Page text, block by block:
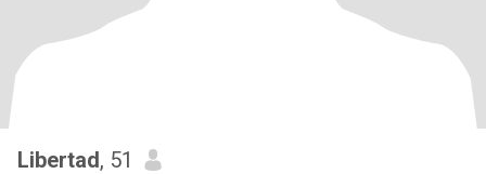
Libertad, 51